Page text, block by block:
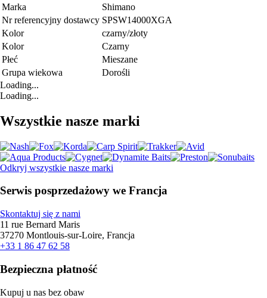
Marka
Shimano
Nr referencyjny dostawcy SPSW14000XGA
Kolor
czarny/złoty
Kolor
Czarny
Płeć
Mieszane
Grupa wiekowa
Dorośli
Loading...
Loading...
Wszystkie nasze marki
Odkryj wszystkie nasze marki
Serwis posprzedażowy we Francja
Skontaktuj się z nami
11 rue Bernard Maris
37270 Montlouis-sur-Loire, Francja
+33 1 86 47 62 58
Bezpieczna płatność
Kupuj u nas bez obaw